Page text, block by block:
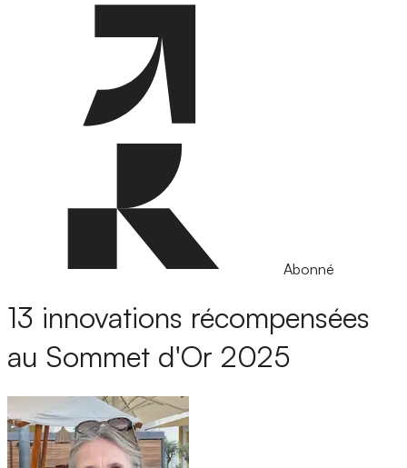
Abonné
13 innovations récompensées
au Sommet d'Or 2025